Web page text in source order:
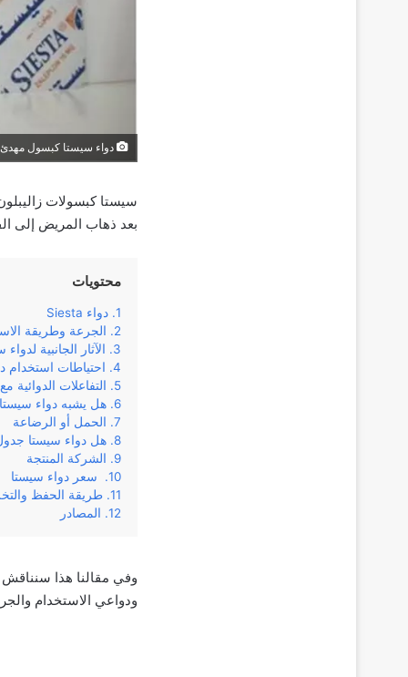
دواء سيستا كبسول
سيستا كبسولات
بعد ذهاب المريض إلى
محتويات
دواء Siesta
الجرعة وطريقة
الآثار الجانبية
احتياطات استخدام
التفاعلات
هل يشبه دواء
الحمل أو الرضاعة
هل دواء سيستا
الشركة المنتجة
سعر دواء سيستا
طريقة الحفظ
المصادر
ودواعي‌ ‌الاستخدام‌